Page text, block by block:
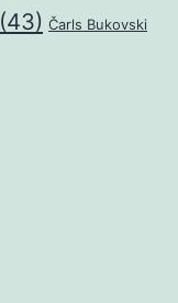
(43) Čarls Bukovski